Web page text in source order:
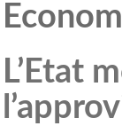
L’Etat